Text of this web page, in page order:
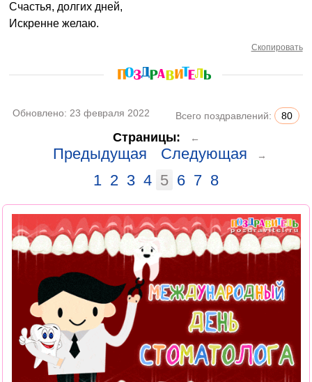
Счастья, долгих дней,
Искренне желаю.
Скопировать
Обновлено: 23 февраля 2022 Всего поздравлений: 80
Страницы: ←
Предыдущая Следующая →
1 2 3 4 5 6 7 8